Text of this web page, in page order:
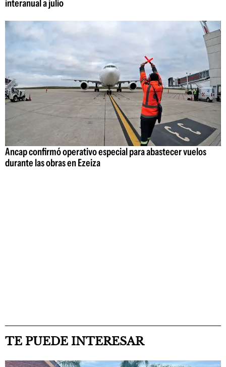
interanual a julio
Ancap confirmó operativo especial para abastecer vuelos
durante las obras en Ezeiza
TE PUEDE INTERESAR